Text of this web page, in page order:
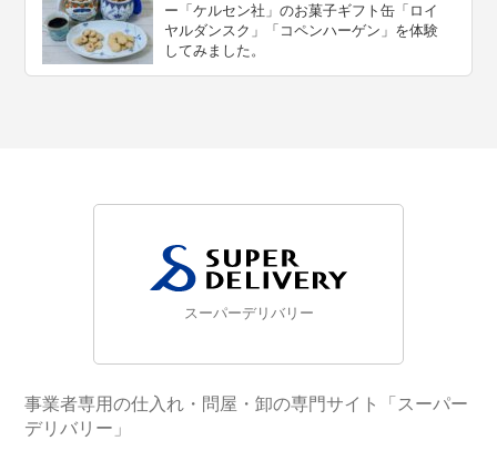
ー「ケルセン社」のお菓子ギフト缶「ロイ
ヤルダンスク」「コペンハーゲン」を体験
してみました。
スーパーデリバリー
事業者専用の仕入れ・問屋・卸の専門サイト「スーパー
デリバリー」